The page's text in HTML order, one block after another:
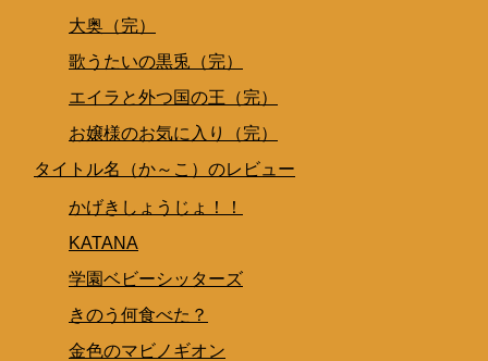
大奥（完）
歌うたいの黒兎（完）
エイラと外つ国の王（完）
お嬢様のお気に入り（完）
タイトル名（か～こ）のレビュー
かげきしょうじょ！！
KATANA
学園ベビーシッターズ
きのう何食べた？
金色のマビノギオン